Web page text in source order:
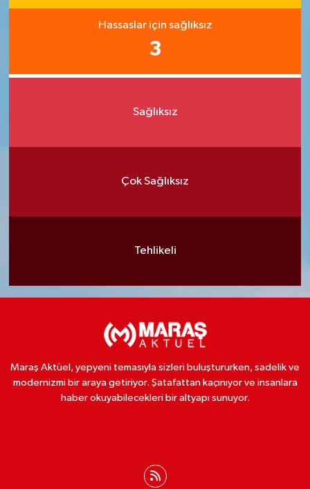
Hassaslar için sağlıksız
3
Sağlıksız
Çok Sağlıksız
Tehlikeli
Maraş Aktüel, yepyeni temasıyla sizleri buluştururken, sadelik ve
modernizmi bir araya getiriyor. Şatafattan kaçınıyor ve insanlara
haber okuyabilecekleri bir altyapı sunuyor.